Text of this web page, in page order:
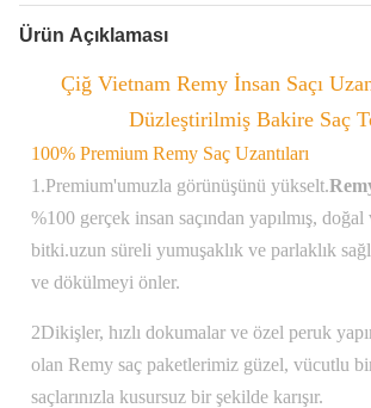
Ürün Açıklaması
Çiğ Vietnam Remy İnsan Saçı
Düzleştirilmiş Bakire Saç
100% Premium Remy Saç Uzantıları
1.Premium'umuzla görünüşünü yükselt.
%100 gerçek insan saçından yapılmış,
bitki.uzun süreli yumuşaklık ve parlaklık
ve dökülmeyi önler.
2Dikişler, hızlı dokumalar ve özel peruk
olan Remy saç paketlerimiz güzel, vücutlu
saçlarınızla kusursuz bir şekilde karışır.